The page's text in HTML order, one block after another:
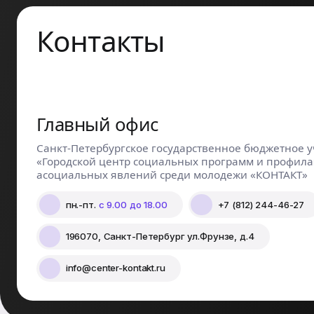
Контакты
Главный офис
Санкт-Петербургское государственное бюджетное
«Городской центр социальных программ и
асоциальных явлений среди молодежи «КОНТАКТ»
пн.-пт. с 9.00 до 18.00 +7 (812) 244-46-27
196070, Санкт-Петербург ул.Фрунзе, д.4
info@center-kontakt.ru